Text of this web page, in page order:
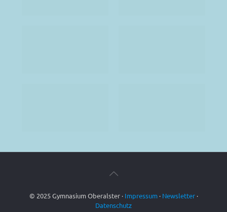
© 2025 Gymnasium Oberalster · Impressum· Newsletter·
Datenschutz